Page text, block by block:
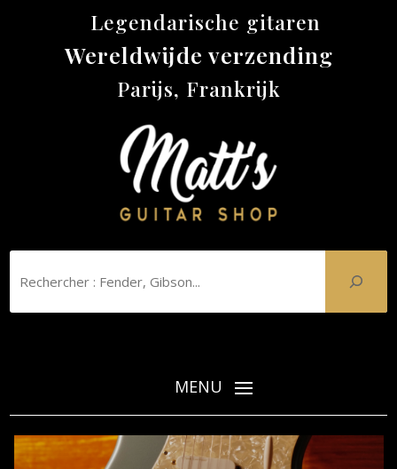
Legendarische gitaren
Wereldwijde verzending
Parijs, Frankrijk